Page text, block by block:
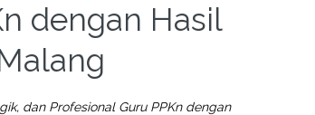
dengan Hasil
dan Profesional Guru PPKn dengan